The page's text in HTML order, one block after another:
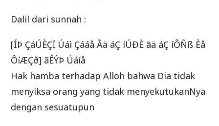
Dalil dari sunnah :
[ÍÞ ÇáÚÈÇÏ Úáì Çááå Ãä áÇ íÚÐÈ ãä áÇ íÔÑß Èå
ÔíÆÇð] ãÊÝÞ Úáíå
Hak hamba terhadap Alloh bahwa Dia tidak
menyiksa orang yang tidak menyekutukanNya
dengan sesuatupun